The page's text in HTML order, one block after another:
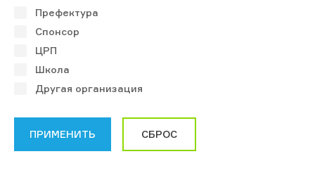
Префектура
Спонсор
ЦРП
Школа
Другая организация